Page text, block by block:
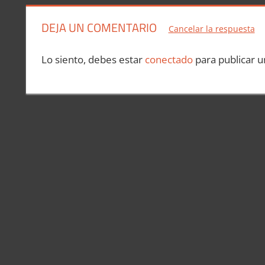
entradas
DEJA UN COMENTARIO Cancelar la respuesta
Lo siento, debes estar conectadopara publicar